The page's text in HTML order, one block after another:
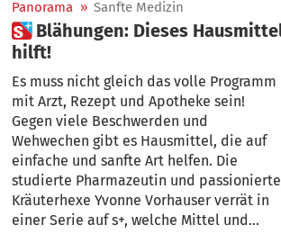
Panorama » Sanfte Medizin
 Blähungen: Dieses Hausmittel
hilft!
Es muss nicht gleich das volle Programm
mit Arzt, Rezept und Apotheke sein!
Gegen viele Beschwerden und
Wehwechen gibt es Hausmittel, die auf
einfache und sanfte Art helfen. Die
studierte Pharmazeutin und passionierte
Kräuterhexe Yvonne Vorhauser verrät in
einer Serie auf s+, welche Mittel und